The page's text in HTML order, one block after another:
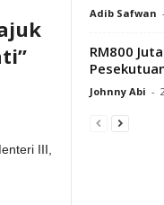
III,
Adib Safwan -
RM800
Johnny Abi -